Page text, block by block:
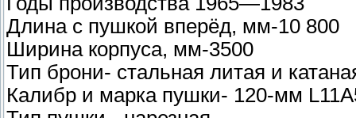
Длина с пушкой вперёд, мм-10 800
Ширина корпуса, мм-3500
Тип брони- стальная литая и
Калибр и марка пушки- 120-мм